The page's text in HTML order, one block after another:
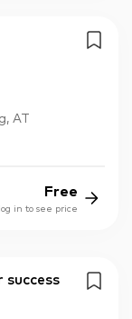
AT
Free
log in to see price
success